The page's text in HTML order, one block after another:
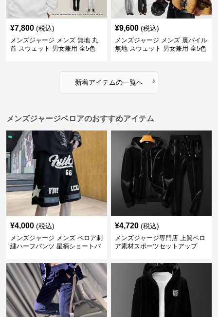
¥7,800 (税込)
メンズジャージ メンズ 無地 丸
首 スウェット 男女兼用 全5色
¥9,600 (税込)
メンズジャージ メンズ 裏パイル
無地 スウェット 男女兼用 全5色
新着アイテムの一覧へ ›
メンズジャージベロアのおすすめアイテム
¥4,000 (税込)
メンズジャージ メンズ ベロア刺
繍ハーフパンツ 星柄ショートパ
¥4,720 (税込)
メンズジャージ専門店 上質ベロ
ア素材スポーツセットアップ